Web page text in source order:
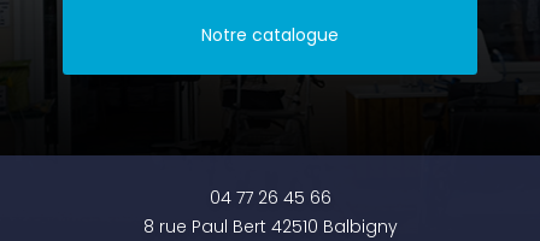
Notre catalogue
04 77 26 45 66
8 rue Paul Bert 42510 Balbigny